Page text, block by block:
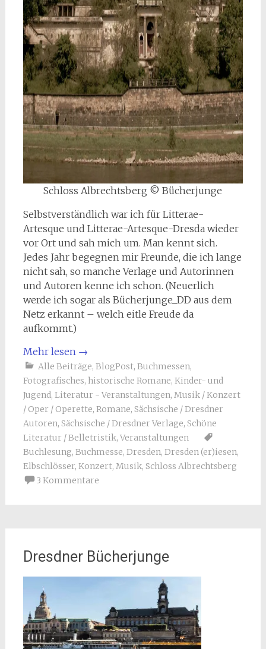
Schloss Albrechtsberg © Bücherjunge
Selbstverständlich war ich für Litterae-
Artesque und Litterae-Artesque-Dresda wieder
vor Ort und sah mich um. Man kennt sich.
Jedes Jahr begegnen mir Freunde, die ich lange
nicht sah, so manche Verlage und Autorinnen
und Autoren kenne ich schon. (Neuerlich
werde ich sogar als Bücherjunge_DD aus dem
Netz erkannt – welch eitle Freude da
aufkommt.)
Mehr lesen →
Alle Beiträge, BlogPost, Buchmessen,
Fotografisches, historische Romane, Kinder- und
Jugend, Literatur - Veranstaltungen, Musik / Konzert
/ Oper / Operette, Romane, Sächsische / Dresdner
Autoren, Sächsische / Dresdner Verlage, Schöne
Literatur / Belletristik, Veranstaltungen
Buchlesung, Buchmesse, Dresden, Dresden (er)iesen,
Elbschlösser, Konzert, Musik, Schloss Albrechtsberg
3 Kommentare
Dresdner Bücherjunge